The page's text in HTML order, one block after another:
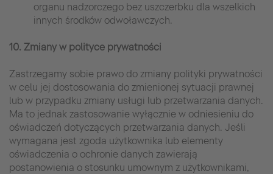
organu nadzorczego bez uszczerbku dla wszelkich
innych środków odwoławczych.
10. Zmiany w polityce prywatności
Zastrzegamy sobie prawo do zmiany polityki prywatności
w celu jej dostosowania do zmienionej sytuacji prawnej
lub w przypadku zmiany usługi lub przetwarzania danych.
Ma to jednak zastosowanie wyłącznie w odniesieniu do
oświadczeń dotyczących przetwarzania danych. Jeśli
wymagana jest zgoda użytkownika lub elementy
oświadczenia o ochronie danych zawierają
postanowienia o stosunku umownym z użytkownikami,